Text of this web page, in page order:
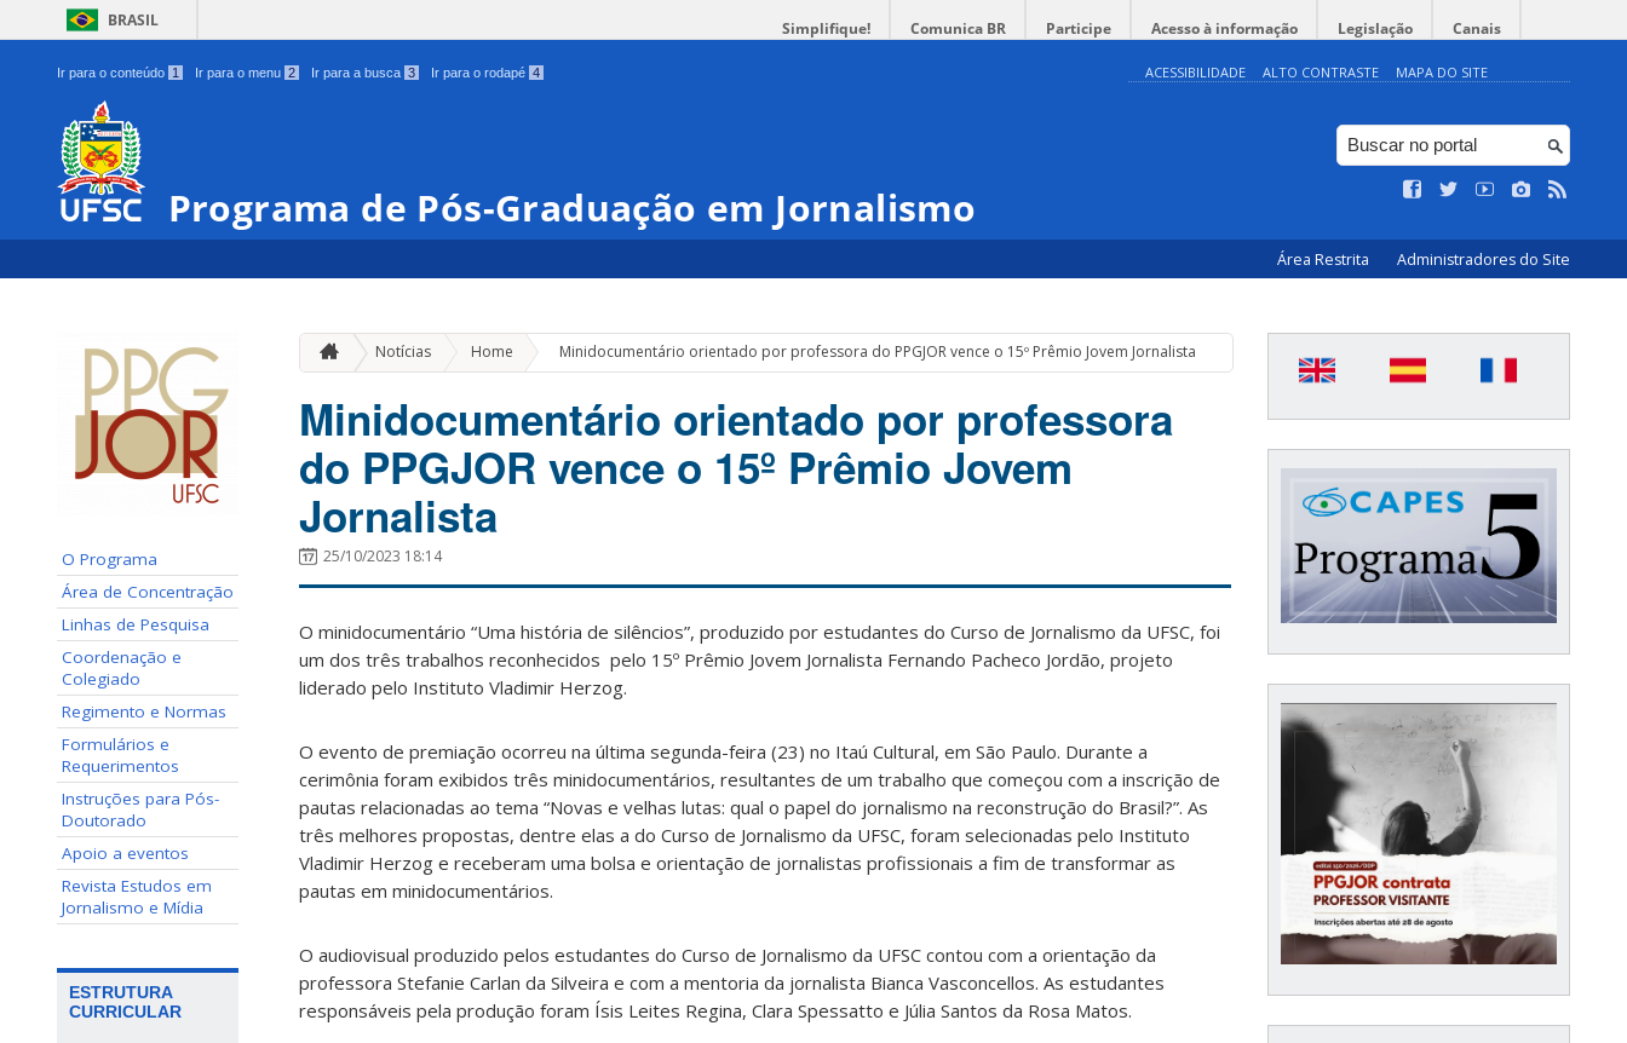
BRASIL Simplifique! Comunica BR Participe Acesso à informação Legislação Canais
Ir para o conteúdo 1 Ir para o menu 2 Ir para a busca 3 Ir para o rodapé 4 ACESSIBILIDADE ALTO CONTRASTE MAPA DO SITE
Programa de Pós-Graduação em Jornalismo
Área Restrita Administradores do Site
O Programa
Área de Concentração
Linhas de Pesquisa
Coordenação e
Colegiado
Regimento e Normas
Formulários e
Requerimentos
Instruções para Pós-
Doutorado
Apoio a eventos
Revista Estudos em
Jornalismo e Mídia
ESTRUTURA
CURRICULAR
Notícias Home » Minidocumentário orientado por professora do PPGJOR vence o 15º Prêmio Jovem Jornalista
Minidocumentário orientado por professora
do PPGJOR vence o 15º Prêmio Jovem
Jornalista
25/10/2023 18:14
O minidocumentário “Uma história de silêncios”, produzido por estudantes do Curso de Jornalismo da UFSC, foi
um dos três trabalhos reconhecidos pelo 15º Prêmio Jovem Jornalista Fernando Pacheco Jordão, projeto
liderado pelo Instituto Vladimir Herzog.
O evento de premiação ocorreu na última segunda-feira (23) no Itaú Cultural, em São Paulo. Durante a
cerimônia foram exibidos três minidocumentários, resultantes de um trabalho que começou com a inscrição de
pautas relacionadas ao tema “Novas e velhas lutas: qual o papel do jornalismo na reconstrução do Brasil?”. As
três melhores propostas, dentre elas a do Curso de Jornalismo da UFSC, foram selecionadas pelo Instituto
Vladimir Herzog e receberam uma bolsa e orientação de jornalistas profissionais a fim de transformar as
pautas em minidocumentários.
O audiovisual produzido pelos estudantes do Curso de Jornalismo da UFSC contou com a orientação da
professora Stefanie Carlan da Silveira e com a mentoria da jornalista Bianca Vasconcellos. As estudantes
responsáveis pela produção foram Ísis Leites Regina, Clara Spessatto e Júlia Santos da Rosa Matos.